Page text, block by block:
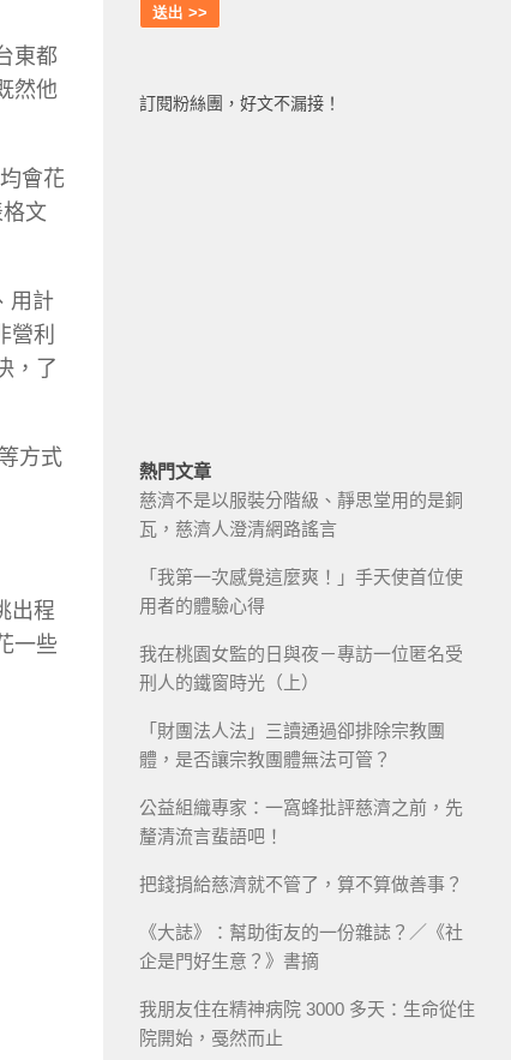
東都
然他
會花
文
用計
營利
，了
方式
出程
一些
訂閱粉絲團，好文不漏接！
熱門文章
慈濟不是以服裝分階級、靜思堂用的是銅
瓦，慈濟人澄清網路謠言
「我第一次感覺這麼爽！」手天使首位使
用者的體驗心得
我在桃園女監的日與夜－專訪一位匿名受
刑人的鐵窗時光（上）
「財團法人法」三讀通過卻排除宗教團
體，是否讓宗教團體無法可管？
公益組織專家：一窩蜂批評慈濟之前，先
釐清流言蜚語吧！
把錢捐給慈濟就不管了，算不算做善事？
《大誌》：幫助街友的一份雜誌？／《社
企是門好生意？》書摘
我朋友住在精神病院 3000 多天：生命從住
院開始，戞然而止